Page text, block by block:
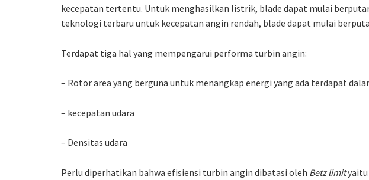
kecepatan tertentu. Untuk menghasilkan listrik, blade dapat mulai berputar
teknologi terbaru untuk kecepatan angin rendah, blade dapat mulai
Terdapat tiga hal yang mempengarui performa turbin angin:
– Rotor area yang berguna untuk menangkap energi yang ada terdapat
– kecepatan udara
– Densitas udara
Perlu diperhatikan bahwa efisiensi turbin angin dibatasi oleh Betz limityaitu